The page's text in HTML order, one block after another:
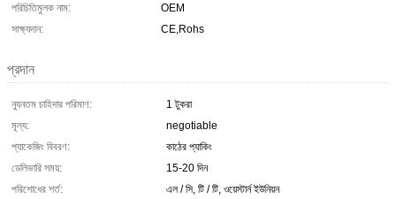
পরিচিতিমুলক নাম:
OEM
সাক্ষ্যদান:
CE,Rohs
প্রদান
ন্যূনতম চাহিদার পরিমাণ:
1 টুকরা
মূল্য:
negotiable
প্যাকেজিং বিবরণ:
কাঠের প্যাকিং
ডেলিভারি সময়:
15-20 দিন
পরিশোধের শর্ত:
এল / সি, টি / টি, ওয়েস্টার্ন ইউনিয়ন